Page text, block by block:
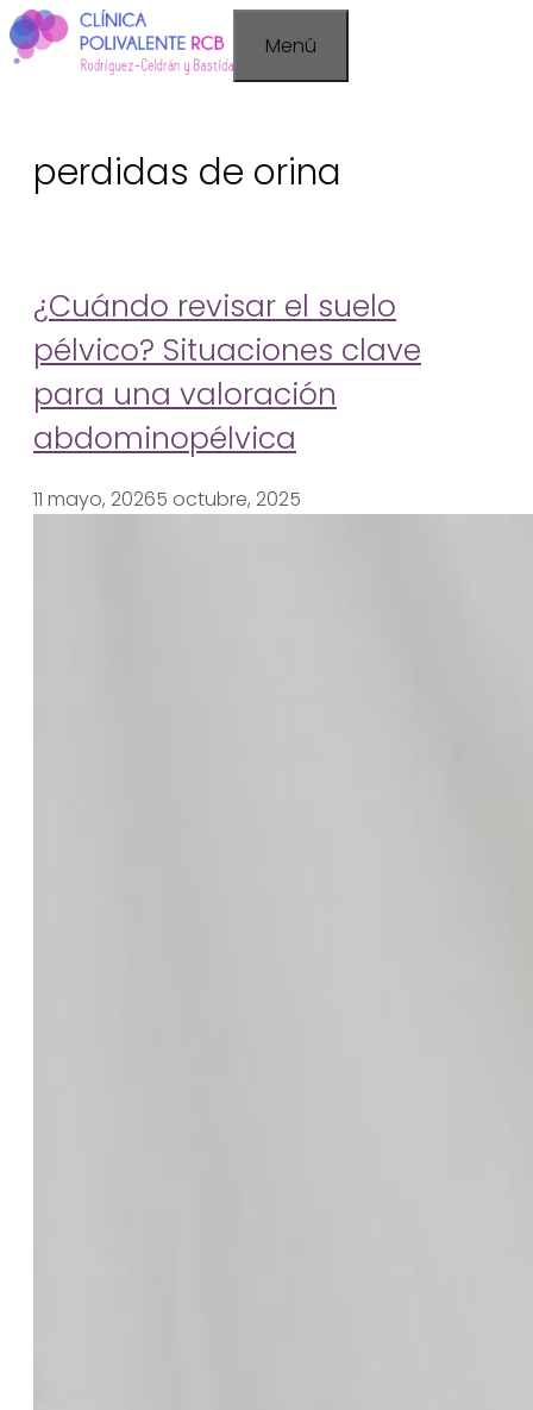
Saltar
al
contenido
Menú
perdidas de orina
¿Cuándo revisar el suelo
pélvico? Situaciones clave
para una valoración
abdominopélvica
11 mayo, 20265 octubre, 2025